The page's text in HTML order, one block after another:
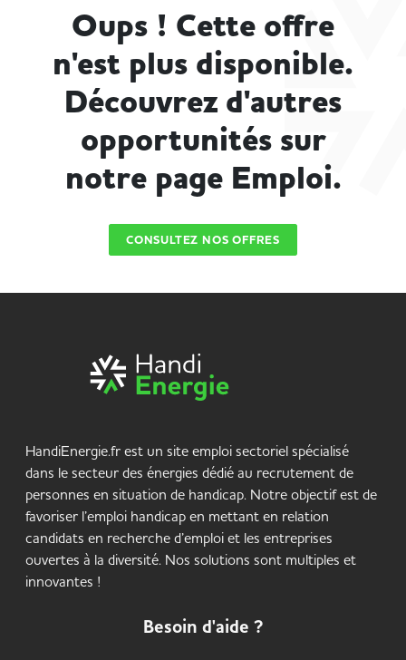
Oups ! Cette offre
n'est plus disponible.
Découvrez d'autres
opportunités sur
notre page Emploi.
CONSULTEZ NOS OFFRES
HandiEnergie.fr est un site emploi sectoriel spécialisé
dans le secteur des énergies dédié au recrutement de
personnes en situation de handicap. Notre objectif est de
favoriser l’emploi handicap en mettant en relation
candidats en recherche d’emploi et les entreprises
ouvertes à la diversité. Nos solutions sont multiples et
innovantes !
Besoin d'aide ?